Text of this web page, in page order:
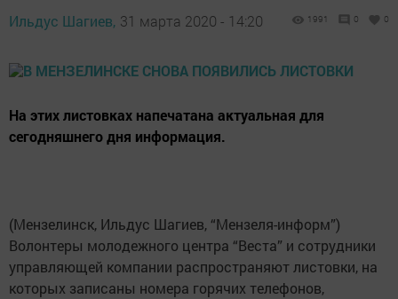
Ильдус Шагиев, 31 марта 2020 - 14:20 1991 0 0
На этих листовках напечатана актуальная для
сегодняшнего дня информация.
(Мензелинск, Ильдус Шагиев, “Мензеля-информ”)
Волонтеры молодежного центра “Веста” и сотрудники
управляющей компании распространяют листовки, на
которых записаны номера горячих телефонов,